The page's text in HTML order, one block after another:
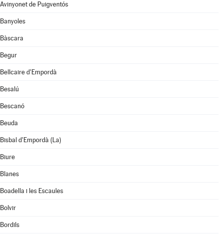
Avinyonet de Puigventós
Banyoles
Bàscara
Begur
Bellcaire d'Empordà
Besalú
Bescanó
Beuda
Bisbal d'Empordà (La)
Biure
Blanes
Boadella i les Escaules
Bolvir
Bordils